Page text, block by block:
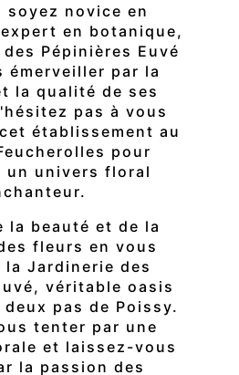
soyez novice en
en botanique,
Pépinières Euvé
émerveiller par la
la qualité de ses
pas à vous
établissement au
pour
un univers floral
la beauté et de la
fleurs en vous
la Jardinerie des
véritable oasis
pas de Poissy.
tenter par une
et laissez-vous
la passion des